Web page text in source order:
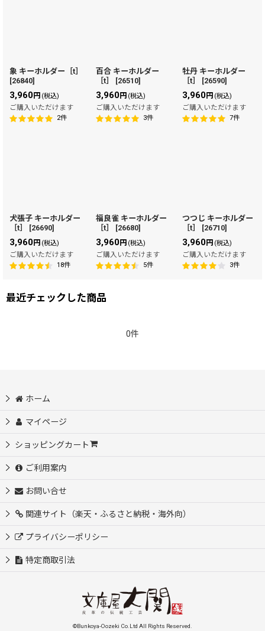
象 キーホルダー［t］
[26840]
3,960円 (税込)
ご購入いただけます
2件
百合 キーホルダー
［t］
[26510]
3,960円 (税込)
ご購入いただけます
3件
牡丹 キーホルダー
［t］
[26590]
3,960円 (税込)
ご購入いただけます
7件
犬張子 キーホルダー
［t］
[26690]
3,960円 (税込)
ご購入いただけます
18件
福良雀 キーホルダー
［t］
[26680]
3,960円 (税込)
ご購入いただけます
5件
つつじ キーホルダー
［t］
[26710]
3,960円 (税込)
ご購入いただけます
3件
最近チェックした商品
0件
ホーム
マイページ
ショッピングカート
ご利用案内
お問い合せ
関連サイト（楽天・ふるさと納税・海外向）
プライバシーポリシー
特定商取引法
©Bunkoya-Oozeki Co.Ltd All Rights Reserved.